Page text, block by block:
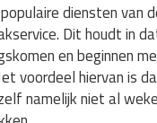
diensten van
Dit houdt in
en beginnen
voordeel hiervan is
namelijk niet al